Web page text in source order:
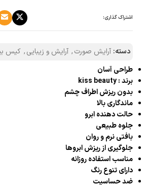
اشتراک گذاری:
دسته: آرایش صورت, آرایش و زیبایی, کیس
طراحی آسان
برند : kiss beauty
بدون ریزش اطراف چشم
ماندگاری بالا
حالت دهنده ابرو
جلوه طبیعی
بافتی نرم و روان
جلوگیری از ریزش ابروها
مناسب استفاده روزانه
دارای تنوع رنگ
ضد حساسیت